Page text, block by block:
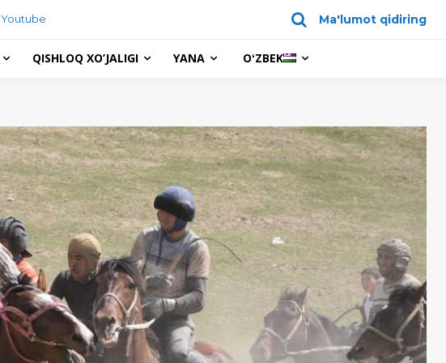
Youtube Ma'lumot qidiring
QISHLOQ XO’JALIGI YANA OʻZBEK